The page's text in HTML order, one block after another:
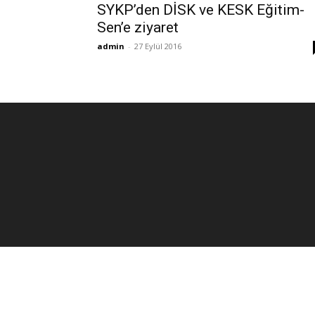
SYKP’den DİSK ve KESK Eğitim-
Sen’e ziyaret
admin - 27 Eylül 2016